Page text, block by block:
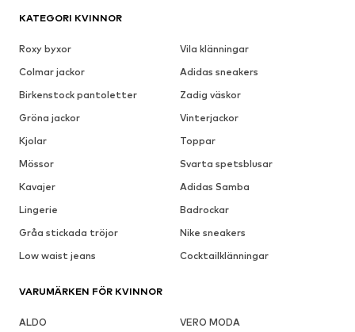
KATEGORI KVINNOR
Roxy byxor
Vila klänningar
Colmar jackor
Adidas sneakers
Birkenstock pantoletter
Zadig väskor
Gröna jackor
Vinterjackor
Kjolar
Toppar
Mössor
Svarta spetsblusar
Kavajer
Adidas Samba
Lingerie
Badrockar
Gråa stickada tröjor
Nike sneakers
Low waist jeans
Cocktailklänningar
VARUMÄRKEN FÖR KVINNOR
ALDO
VERO MODA